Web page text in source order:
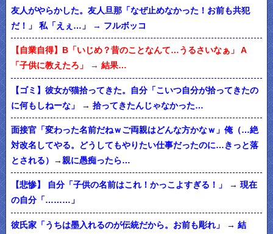
友人がやらかした。友人旦那「なぜ止めなかった！お前も共犯
だ！」 私「えぇ…」 → フルボッコ
【自業自得】B「いじめ？昔のことなんて…うるさいなぁ」 A
「子供に教えたろ」 → 結果…
【ゴミ】彼女が猫拾ってきた。自分「こいつ自分が拾ってきたの
に何もしねーな」 → 拾ってきたんじゃなかった…
面接官「変わった名前だねｗご両親はどんな方かなｗ」俺（…絶
対改名してやる。どうしてもやりたい仕事だったのに…きっと落
とされる）→親に愚痴ったら…
【悲惨】 自分「子供の名前はこれ！かっこよすぎる！」 → 現在
の自分「………」
彼氏家「うちは墨入れるのが伝統だから。お前も彫れ」 → 結